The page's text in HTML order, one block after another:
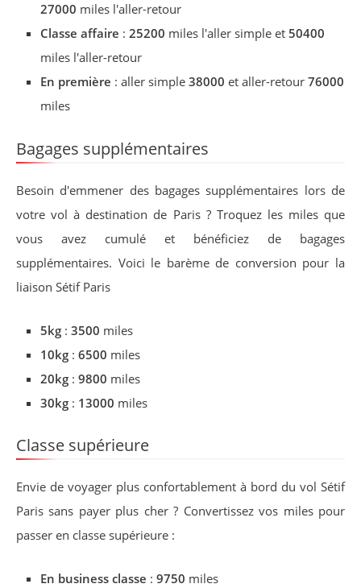
27000 miles l'aller-retour
Classe affaire : 25200 miles l'aller simple et 50400
miles l'aller-retour
En première : aller simple 38000 et aller-retour 76000
miles
Bagages supplémentaires
Besoin d'emmener des bagages supplémentaires lors de
votre vol à destination de Paris ? Troquez les miles que
vous avez cumulé et bénéficiez de bagages
supplémentaires. Voici le barème de conversion pour la
liaison Sétif Paris
5kg : 3500 miles
10kg : 6500 miles
20kg : 9800 miles
30kg : 13000 miles
Classe supérieure
Envie de voyager plus confortablement à bord du vol Sétif
Paris sans payer plus cher ? Convertissez vos miles pour
passer en classe supérieure :
En business classe : 9750 miles